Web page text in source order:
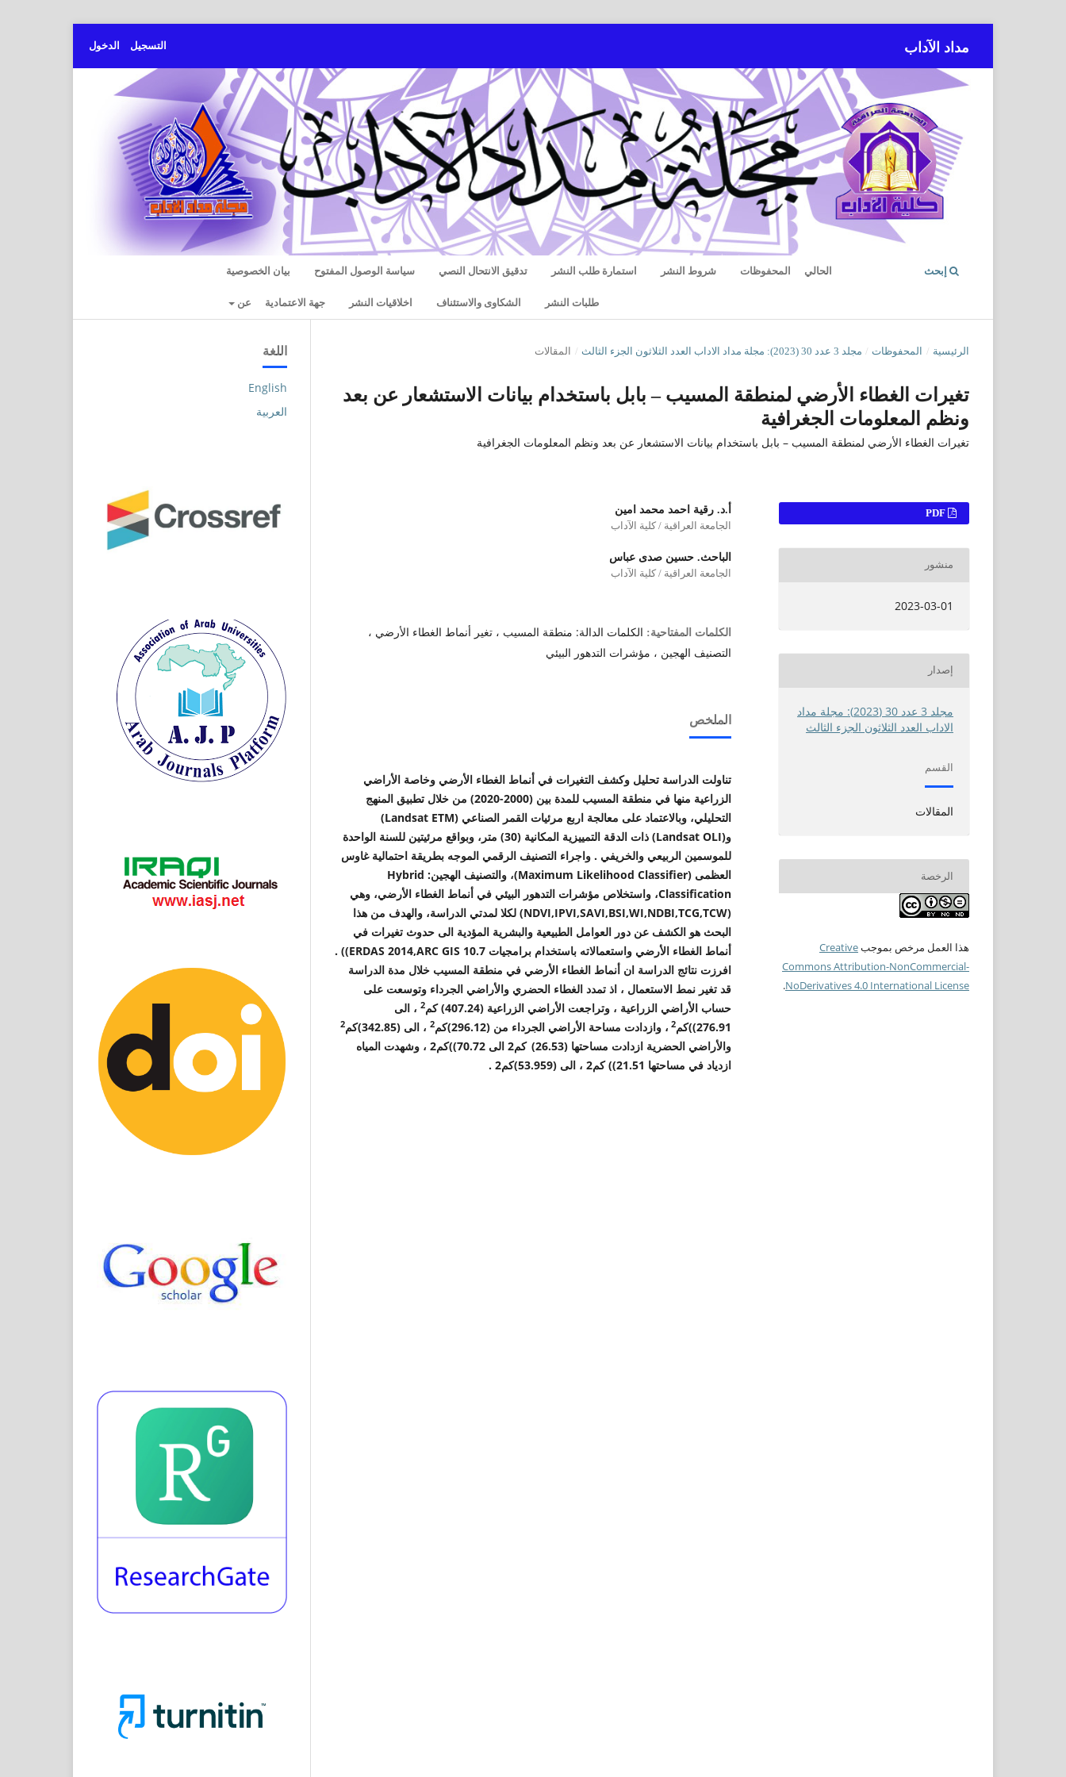
مداد الآداب
الحالي المحفوظات شروط النشر استمارة طلب النشر تدقيق الانتحال النصي سياسة الوصول المفتوح بيان الخصوصية
طلبات النشر الشكاوى والاستئناف اخلاقيات النشر جهة الاعتمادية عن
إبحث
التسجيل الدخول
الرئيسية / المحفوظات / مجلد 3 عدد 30 (2023): مجلة مداد الاداب العدد الثلاثون الجزء الثالث / المقالات
تغيرات الغطاء الأرضي لمنطقة المسيب – بابل باستخدام بيانات الاستشعار عن بعد
ونظم المعلومات الجغرافية
تغيرات الغطاء الأرضي لمنطقة المسيب – بابل باستخدام بيانات الاستشعار عن بعد ونظم المعلومات الجغرافية
أ.د. رقية احمد محمد امين
الجامعة العراقية / كلية الآداب
الباحث. حسين صدى عباس
الجامعة العراقية / كلية الآداب
الكلمات المفتاحية: الكلمات الدالة: منطقة المسيب ، تغير أنماط الغطاء الأرضي ،
التصنيف الهجين ، مؤشرات التدهور البيئي
الملخص
تناولت الدراسة تحليل وكشف التغيرات في أنماط الغطاء الأرضي وخاصة الأراضي
الزراعية منها في منطقة المسيب للمدة بين (2000-2020) من خلال تطبيق المنهج
التحليلي، وبالاعتماد على معالجة اربع مرئيات القمر الصناعي (Landsat ETM
)
و(Landsat OLI
) ذات الدقة التمييزية المكانية (30) متر، وبواقع مرئيتين للسنة الواحدة
للموسمين الربيعي والخريفي . واجراء التصنيف الرقمي الموجه بطريقة احتمالية غاوس
العظمى (Maximum Likelihood Classifier)، والتصنيف الهجين: Hybrid
Classification، واستخلاص مؤشرات التدهور البيئي في أنماط الغطاء الأرضي، وهي
(
NDVI,IPVI,SAVI,BSI,WI,NDBI,TCG,TCW) لكلا لمدتي الدراسة، والهدف من هذا
البحث هو الكشف عن دور العوامل الطبيعية والبشرية المؤدية الى حدوث تغيرات في
أنماط الغطاء الأرضي واستعمالاته باستخدام برامجيات ERDAS 2014,ARC GIS 10.7)
) .
افرزت نتائج الدراسة ان أنماط الغطاء الأرضي في منطقة المسيب خلال مدة الدراسة
قد تغير نمط الاستعمال ، اذ تمدد الغطاء الحضري والأراضي الجرداء وتوسعت على
حساب الأراضي الزراعية ، وتراجعت الأراضي الزراعية (407.24) كم2 ، الى
276.91) )كم2 ، وازدادت مساحة الأراضي الجرداء من (296.12)كم2 ، الى (342.85)كم2
والأراضي الحضرية ازدادت مساحتها (26.53) كم2 الى 70.72)
)
كم2 ، وشهدت المياه
ازدياد في مساحتها 21.51) ) كم2 ، الى ( 53.959)كم2 .
التنزيلات
PDF
منشور
2023-03-01
إصدار
مجلد 3 عدد 30 (2023): مجلة مداد
الاداب العدد الثلاثون الجزء الثالث
القسم
المقالات
الرخصة
هذا العمل مرخص بموجبCreative
Commons Attribution-NonCommercial-
NoDerivatives 4.0 International License
.
اللغة
English
العربية